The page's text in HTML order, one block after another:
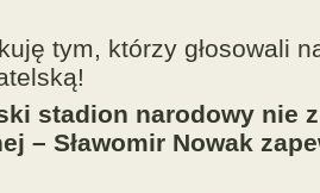
tym, którzy głosowali
stadion narodowy nie
– Sławomir Nowak